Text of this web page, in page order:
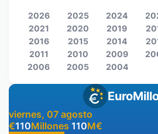
viernes, 07 agosto
€110Millones 110M€
2026 2025 2024
2021
2020 2019
2016
2015 2014
2011
2010 2009
2006
2005 2004